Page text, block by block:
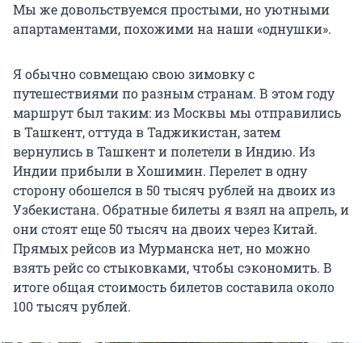
Мы же довольствуемся простыми, но уютными
апартаментами, похожими на наши «однушки».
Я обычно совмещаю свою зимовку с
путешествиями по разным странам. В этом году
маршрут был таким: из Москвы мы отправились
в Ташкент, оттуда в Таджикистан, затем
вернулись в Ташкент и полетели в Индию. Из
Индии прибыли в Хошимин. Перелет в одну
сторону обошелся в 50 тысяч рублей на двоих из
Узбекистана. Обратные билеты я взял на апрель, и
они стоят еще 50 тысяч на двоих через Китай.
Прямых рейсов из Мурманска нет, но можно
взять рейс со стыковками, чтобы сэкономить. В
итоге общая стоимость билетов составила около
100 тысяч рублей.